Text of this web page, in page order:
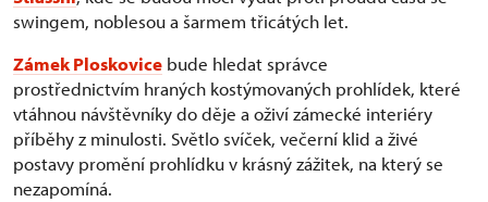
swingem, noblesou a šarmem třicátých let.
Zámek Ploskovice bude hledat správce
prostřednictvím hraných kostýmovaných prohlídek, které
vtáhnou návštěvníky do děje a oživí zámecké interiéry
příběhy z minulosti. Světlo svíček, večerní klid a živé
postavy promění prohlídku v krásný zážitek, na který se
nezapomíná.